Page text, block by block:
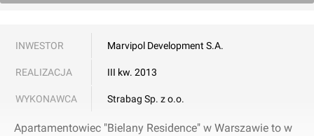
INWESTOR Marvipol Development S.A.
REALIZACJA III kw. 2013
WYKONAWCA Strabag Sp. z o.o.
Apartamentowiec "Bielany Residence" w Warszawie to w